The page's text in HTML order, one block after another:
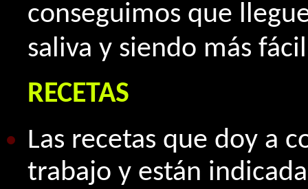
conseguimos que
saliva y siendo más
RECETAS
Las recetas que doy a
trabajo y están